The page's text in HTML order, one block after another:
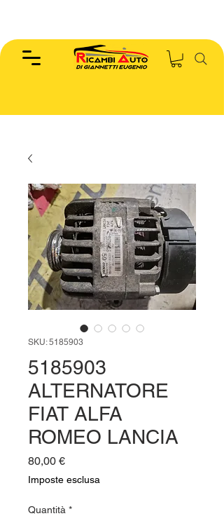
SKU: 5185903
5185903
ALTERNATORE
FIAT ALFA
ROMEO LANCIA
80,00 €Prezzo
Imposte esclusa
Quantità *